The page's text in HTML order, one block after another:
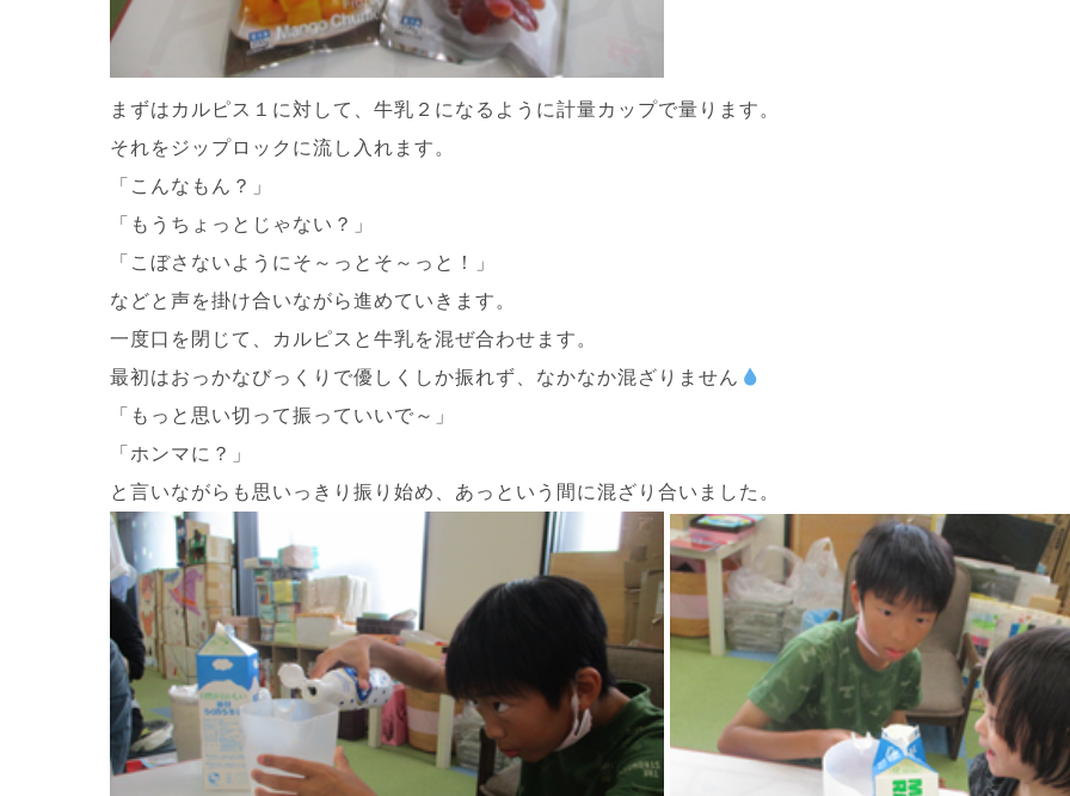
まずはカルピス１に対して、牛乳２になるように計量カップで量ります。
それをジップロックに流し入れます。
「こんなもん？」
「もうちょっとじゃない？」
「こぼさないようにそ～っとそ～っと！」
などと声を掛け合いながら進めていきます。
一度口を閉じて、カルピスと牛乳を混ぜ合わせます。
最初はおっかなびっくりで優しくしか振れず、なかなか混ざりません
「もっと思い切って振っていいで～」
「ホンマに？」
と言いながらも思いっきり振り始め、あっという間に混ざり合いました。